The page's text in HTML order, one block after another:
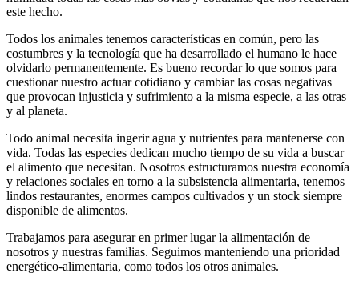
este hecho.
Todos los animales tenemos características en común, pero las
costumbres y la tecnología que ha desarrollado el humano le hace
olvidarlo permanentemente. Es bueno recordar lo que somos para
cuestionar nuestro actuar cotidiano y cambiar las cosas negativas
que provocan injusticia y sufrimiento a la misma especie, a las otras
y al planeta.
Todo animal necesita ingerir agua y nutrientes para mantenerse con
vida. Todas las especies dedican mucho tiempo de su vida a buscar
el alimento que necesitan. Nosotros estructuramos nuestra economía
y relaciones sociales en torno a la subsistencia alimentaria, tenemos
lindos restaurantes, enormes campos cultivados y un stock siempre
disponible de alimentos.
Trabajamos para asegurar en primer lugar la alimentación de
nosotros y nuestras familias. Seguimos manteniendo una prioridad
energético-alimentaria, como todos los otros animales.